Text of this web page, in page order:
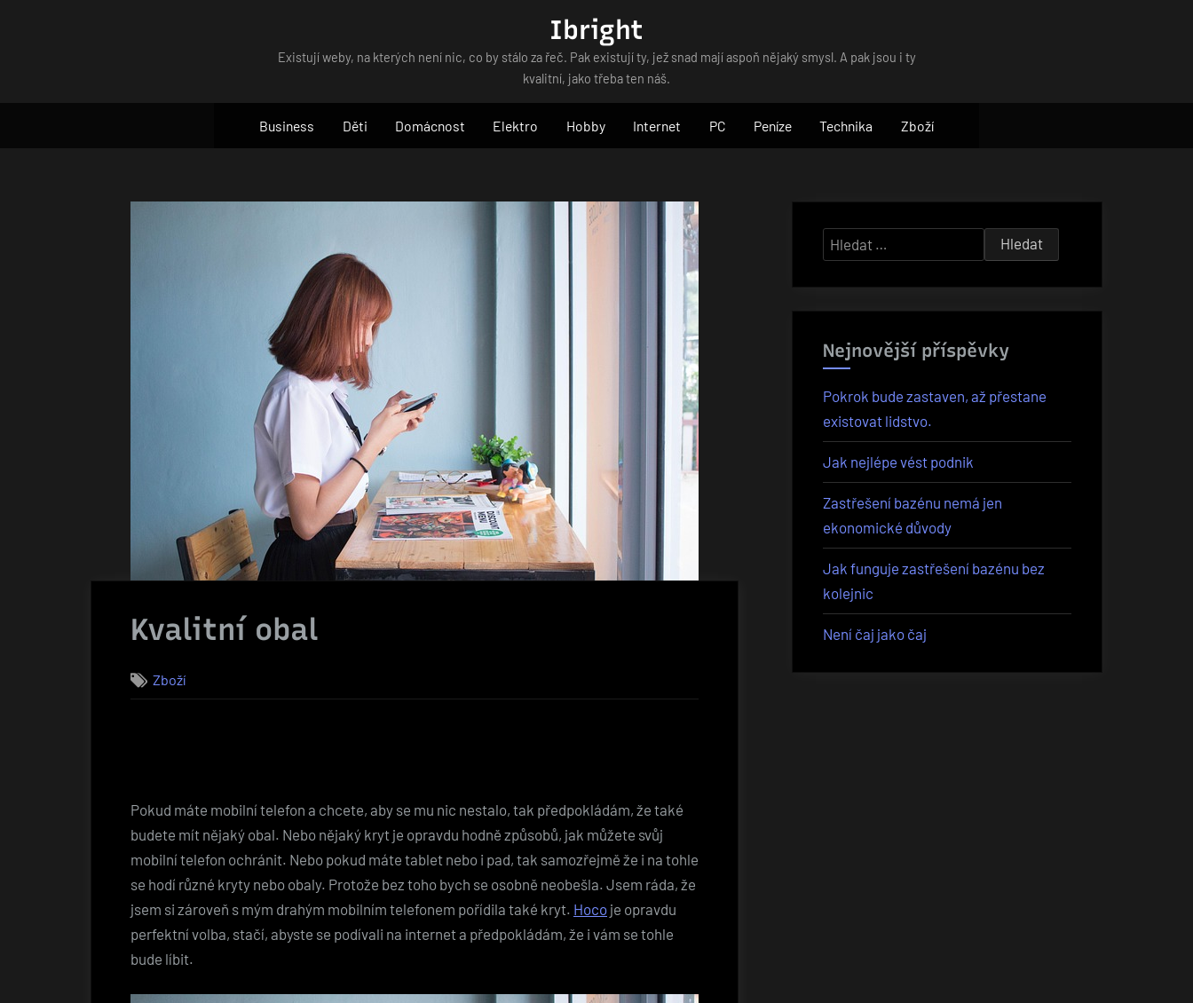
Ibright
Existují weby, na kterých není nic, co by stálo za řeč. Pak existují ty, jež snad mají aspoň nějaký smysl. A pak jsou i ty
kvalitní, jako třeba ten náš.
Business Děti Domácnost Elektro Hobby Internet PC Peníze Technika Zboží
Kvalitní obal
Zboží
Pokud máte mobilní telefon a chcete, aby se mu nic nestalo, tak předpokládám, že také
budete mít nějaký obal. Nebo nějaký kryt je opravdu hodně způsobů, jak můžete svůj
mobilní telefon ochránit. Nebo pokud máte tablet nebo i pad, tak samozřejmě že i na tohle
se hodí různé kryty nebo obaly. Protože bez toho bych se osobně neobešla. Jsem ráda, že
jsem si zároveň s mým drahým mobilním telefonem pořídila také kryt. Hoco je opravdu
perfektní volba, stačí, abyste se podívali na internet a předpokládám, že i vám se tohle
bude líbit.
Vyhledávání
Nejnovější příspěvky
Pokrok bude zastaven, až přestane
existovat lidstvo.
Jak nejlépe vést podnik
Zastřešení bazénu nemá jen
ekonomické důvody
Jak funguje zastřešení bazénu bez
kolejnic
Není čaj jako čaj